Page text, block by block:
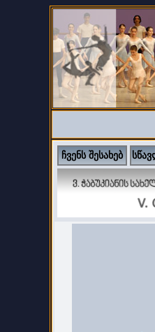
ჩვენს შესახებ